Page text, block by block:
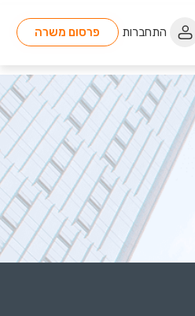
התחברות פרסום משרה